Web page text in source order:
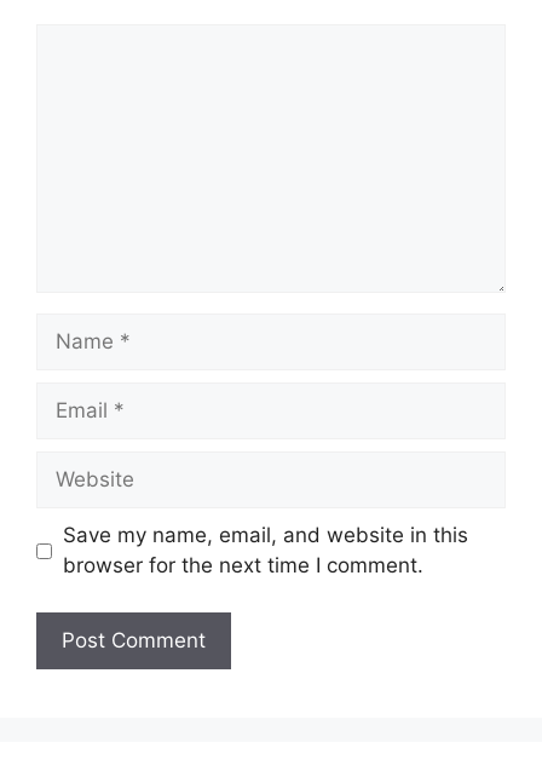
Name
Email
Website
Save my name, email, and website in this
browser for the next time I comment.